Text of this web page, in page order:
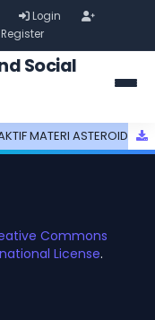
Login
Register
Social
APLIKASI MEDIA PEMBELAJARAN INTERAKTIF MATERI ASTEROID, KOMET, DAN METEOR BERBASIS MULTIMEDIA
Commons
License.